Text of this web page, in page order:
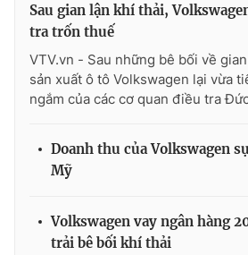
VTV Sức khoẻ
Thị trường 24h Tấm
VTV4 Vươn
Liên hệ tòa soạn
Sau gian lận khí thải,
tra trốn thuế
VTV.vn - Sau những bê bối về
sản xuất ô tô Volkswagen lại vừa
ngắm của các cơ quan điều tra
Doanh thu của Volkswagen
Mỹ
Volkswagen vay ngân hàng
trải bê bối khí thải